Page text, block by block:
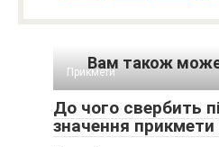
Вам також може
Прикмети
До чого свербить
значення